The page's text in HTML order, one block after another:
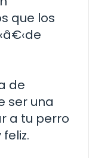
que los
de
ser una
a tu perro